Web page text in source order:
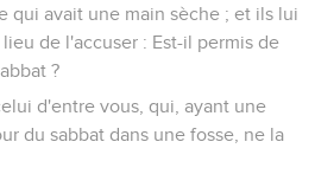
qui avait une main sèche ; et ils lui
de l'accuser : Est-il permis de
?
d'entre vous, qui, ayant une
du sabbat dans une fosse, ne la